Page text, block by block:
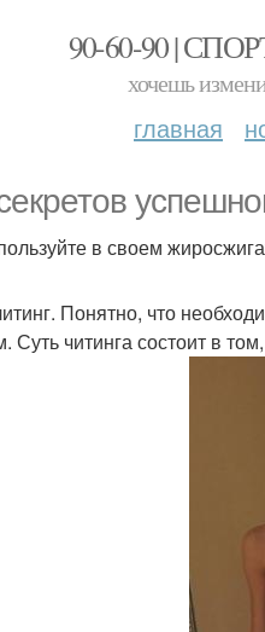
90-60-90 |
хочешь
главная
в своем
Понятно, что
Суть читинга состоит в